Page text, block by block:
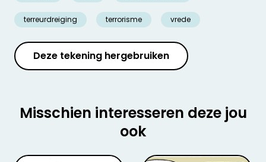
terreurdreiging terrorisme vrede
Deze tekening hergebruiken
Misschien interesseren deze jou
ook